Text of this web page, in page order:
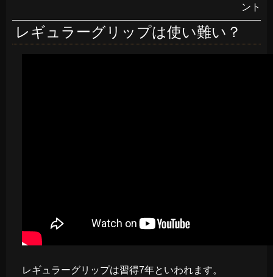
ント
レギュラーグリップは使い難い？
レギュラーグリップは習得7年といわれます。